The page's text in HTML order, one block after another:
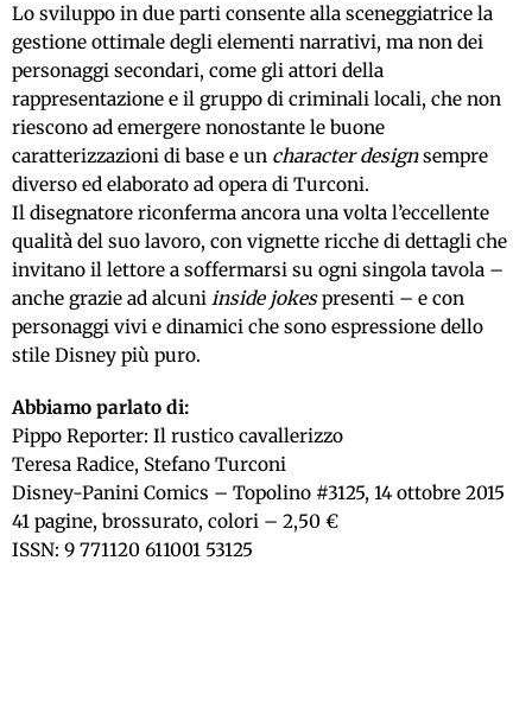
Lo sviluppo in due parti consente alla sceneggiatrice la
gestione ottimale degli elementi narrativi, ma non dei
personaggi secondari, come gli attori della
rappresentazione e il gruppo di criminali locali, che non
riescono ad emergere nonostante le buone
caratterizzazioni di base e un character designsempre
diverso ed elaborato ad opera di Turconi.
Il disegnatore riconferma ancora una volta l’eccellente
qualità del suo lavoro, con vignette ricche di dettagli che
invitano il lettore a soffermarsi su ogni singola tavola –
anche grazie ad alcuni inside jokespresenti – e con
personaggi vivi e dinamici che sono espressione dello
stile Disney più puro.
Abbiamo parlato di:
Pippo Reporter: Il rustico cavallerizzo
Teresa Radice, Stefano Turconi
Disney-Panini Comics – Topolino #3125, 14 ottobre 2015
41 pagine, brossurato, colori – 2,50 €
ISSN: 9 771120 611001 53125